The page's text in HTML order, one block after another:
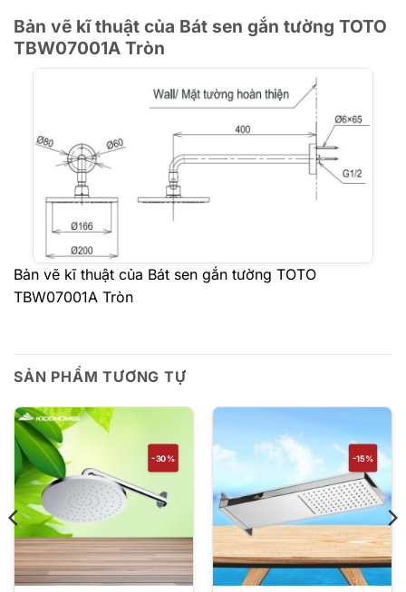
Bản vẽ kĩ thuật của Bát sen gắn tường TOTO
TBW07001A Tròn
Bản vẽ kĩ thuật của Bát sen gắn tường TOTO
TBW07001A Tròn
SẢN PHẨM TƯƠNG TỰ
-30% -15%